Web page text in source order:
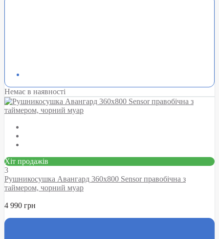
Немає в наявності
Хіт продажів
3
Рушникосушка Авангард 360х800 Sensor правобічна з
таймером, чорний муар
4 990 грн